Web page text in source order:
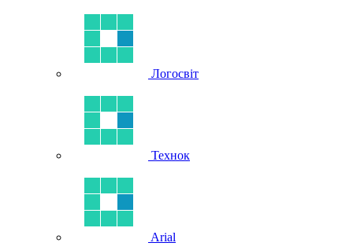
Логосвіт
Технок
Arial